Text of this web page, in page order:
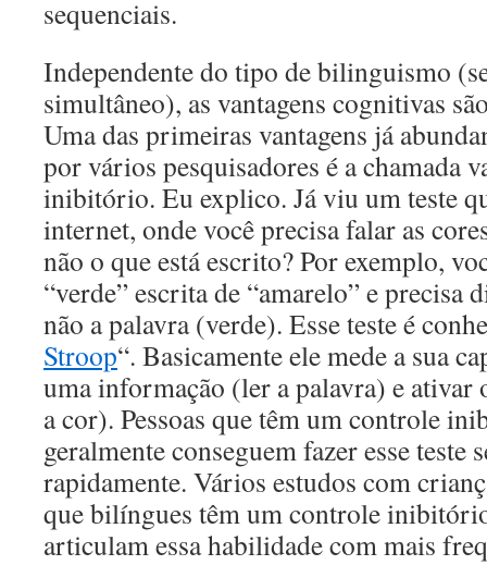
sequenciais.
Independente do tipo de bilinguismo
simultâneo), as vantagens cognitivas
Uma das primeiras vantagens já
por vários pesquisadores é a chamada
inibitório. Eu explico. Já viu um teste
internet, onde você precisa falar as
não o que está escrito? Por exemplo,
“verde” escrita de “amarelo” e precisa
não a palavra (verde). Esse teste é
Stroop“. Basicamente ele mede a sua
uma informação (ler a palavra) e
a cor). Pessoas que têm um controle
geralmente conseguem fazer esse teste
rapidamente. Vários estudos com
que bilíngues têm um controle
articulam essa habilidade com mais